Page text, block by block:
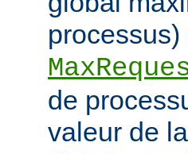
de
valeur de